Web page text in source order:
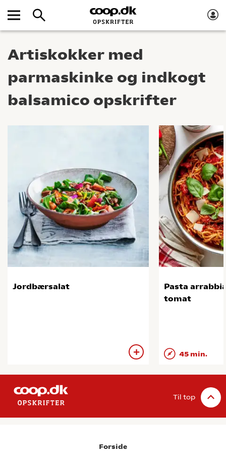
Artiskokker med
parmaskinke og indkogt
balsamico opskrifter
Jordbærsalat
Pasta
tomat
45 min.
Til top
Forside